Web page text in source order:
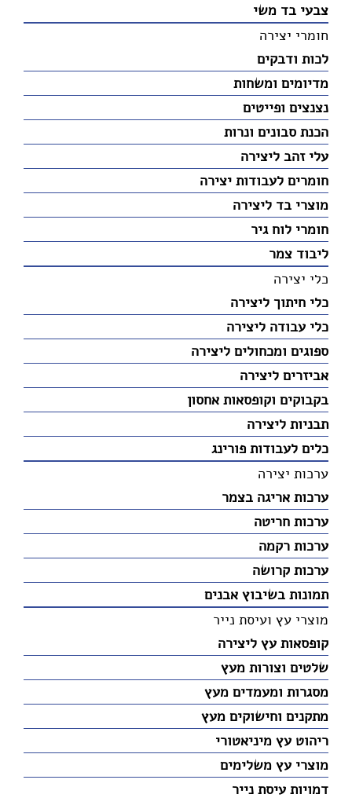
צבעי בד משי
חומרי יצירה
לכות ודבקים
מדיומים ומשחות
נצנצים ופייטים
הכנת סבונים ונרות
עלי זהב ליצירה
חומרים לעבודות יצירה
מוצרי בד ליצירה
חומרי לוח גיר
ליבוד צמר
כלי יצירה
כלי חיתוך ליצירה
כלי עבודה ליצירה
ספוגים ומכחולים ליצירה
אביזרים ליצירה
בקבוקים וקופסאות אחסון
תבניות ליצירה
כלים לעבודות פורינג
ערכות יצירה
ערכות אריגה בצמר
ערכות חריטה
ערכות רקמה
ערכות קרושה
תמונות בשיבוץ אבנים
מוצרי עץ ועיסת נייר
קופסאות עץ ליצירה
שלטים וצורות מעץ
מסגרות ומעמדים מעץ
מתקנים וחישוקים מעץ
ריהוט עץ מיניאטורי
מוצרי עץ משלימים
דמויות עיסת נייר